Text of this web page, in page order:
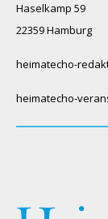
Haselkamp 59
22359 Hamburg
heimatecho-
heimatecho-